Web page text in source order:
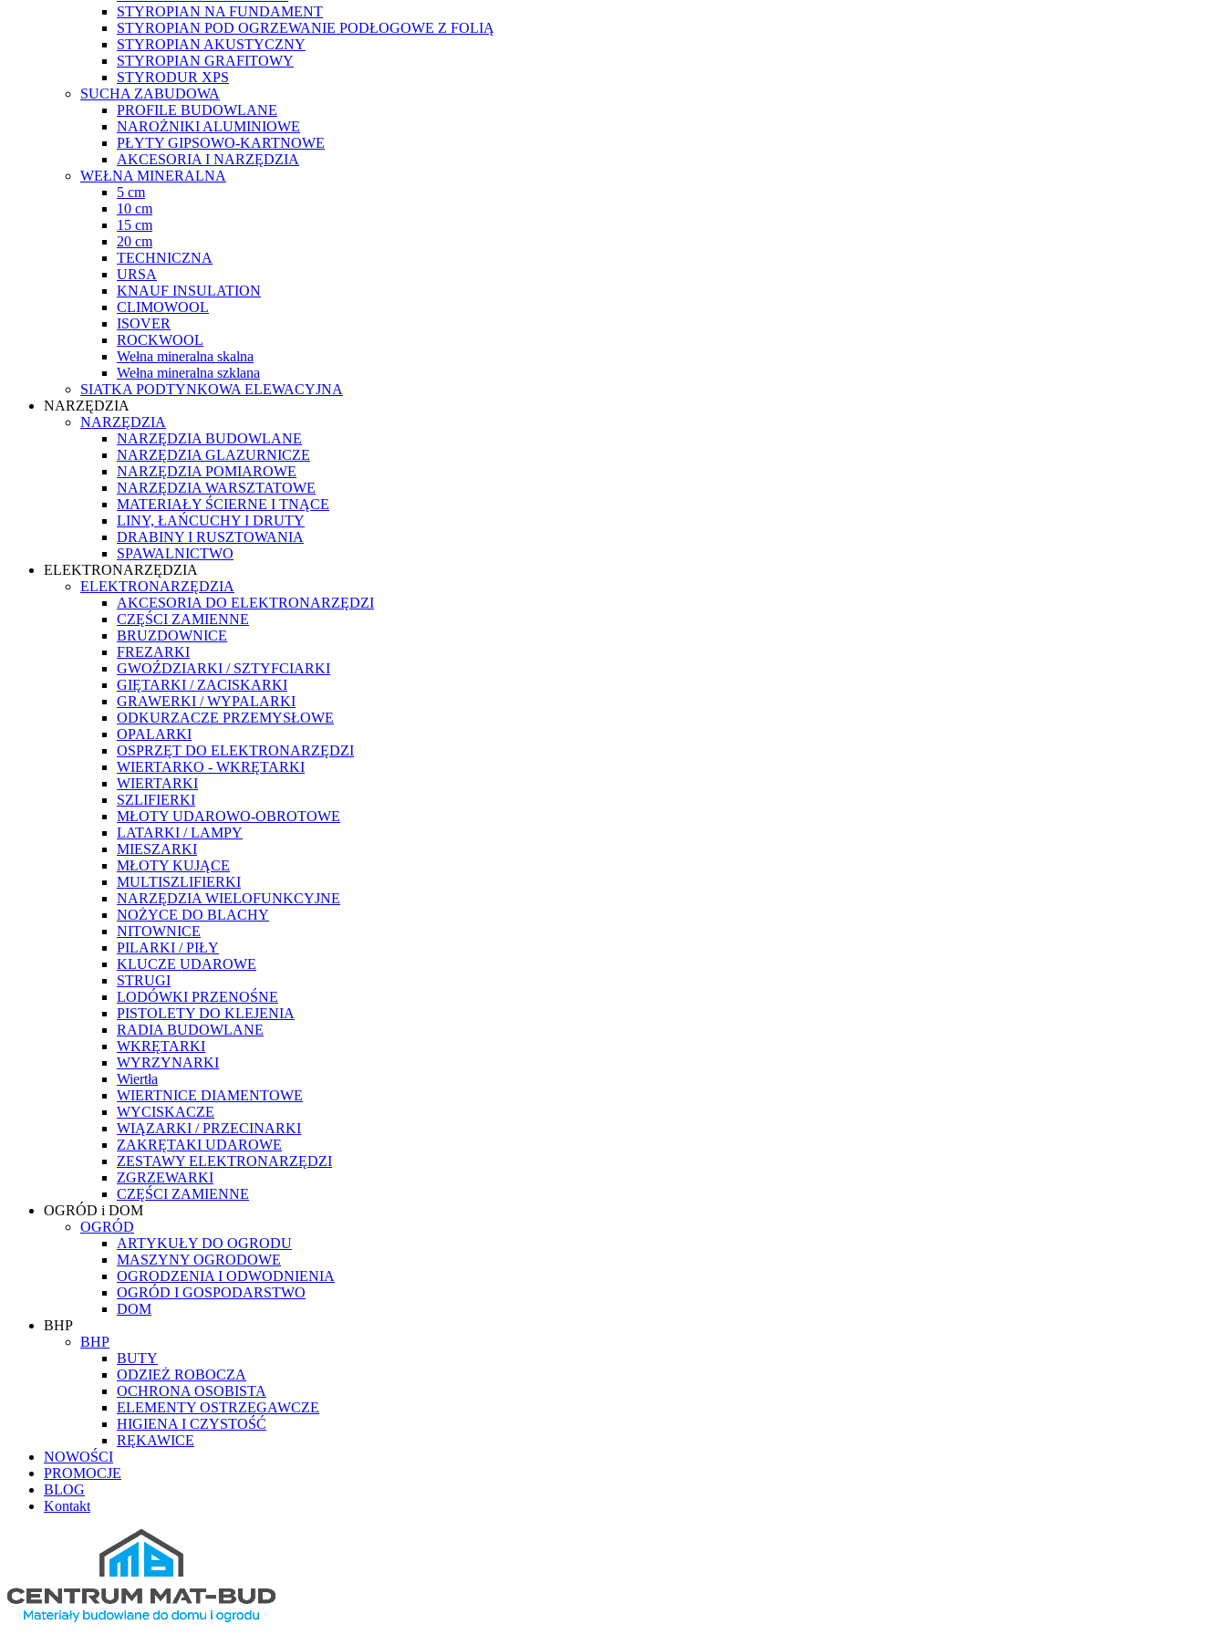
STYROPIAN NA FUNDAMENT
STYROPIAN POD OGRZEWANIE PODŁOGOWE Z FOLIĄ
STYROPIAN AKUSTYCZNY
STYROPIAN GRAFITOWY
STYRODUR XPS
SUCHA ZABUDOWA
PROFILE BUDOWLANE
NAROŻNIKI ALUMINIOWE
PŁYTY GIPSOWO-KARTNOWE
AKCESORIA I NARZĘDZIA
WEŁNA MINERALNA
5 cm
10 cm
15 cm
20 cm
TECHNICZNA
URSA
KNAUF INSULATION
CLIMOWOOL
ISOVER
ROCKWOOL
Wełna mineralna skalna
Wełna mineralna szklana
SIATKA PODTYNKOWA ELEWACYJNA
NARZĘDZIA
NARZĘDZIA
NARZĘDZIA BUDOWLANE
NARZĘDZIA GLAZURNICZE
NARZĘDZIA POMIAROWE
NARZĘDZIA WARSZTATOWE
MATERIAŁY ŚCIERNE I TNĄCE
LINY, ŁAŃCUCHY I DRUTY
DRABINY I RUSZTOWANIA
SPAWALNICTWO
ELEKTRONARZĘDZIA
ELEKTRONARZĘDZIA
AKCESORIA DO ELEKTRONARZĘDZI
CZĘŚCI ZAMIENNE
BRUZDOWNICE
FREZARKI
GWOŹDZIARKI / SZTYFCIARKI
GIĘTARKI / ZACISKARKI
GRAWERKI / WYPALARKI
ODKURZACZE PRZEMYSŁOWE
OPALARKI
OSPRZĘT DO ELEKTRONARZĘDZI
WIERTARKO - WKRĘTARKI
WIERTARKI
SZLIFIERKI
MŁOTY UDAROWO-OBROTOWE
LATARKI / LAMPY
MIESZARKI
MŁOTY KUJĄCE
MULTISZLIFIERKI
NARZĘDZIA WIELOFUNKCYJNE
NOŻYCE DO BLACHY
NITOWNICE
PILARKI / PIŁY
KLUCZE UDAROWE
STRUGI
LODÓWKI PRZENOŚNE
PISTOLETY DO KLEJENIA
RADIA BUDOWLANE
WKRĘTARKI
WYRZYNARKI
Wiertła
WIERTNICE DIAMENTOWE
WYCISKACZE
WIĄZARKI / PRZECINARKI
ZAKRĘTAKI UDAROWE
ZESTAWY ELEKTRONARZĘDZI
ZGRZEWARKI
CZĘŚCI ZAMIENNE
OGRÓD i DOM
OGRÓD
ARTYKUŁY DO OGRODU
MASZYNY OGRODOWE
OGRODZENIA I ODWODNIENIA
OGRÓD I GOSPODARSTWO
DOM
BHP
BHP
BUTY
ODZIEŻ ROBOCZA
OCHRONA OSOBISTA
ELEMENTY OSTRZEGAWCZE
HIGIENA I CZYSTOŚĆ
RĘKAWICE
NOWOŚCI
PROMOCJE
BLOG
Kontakt